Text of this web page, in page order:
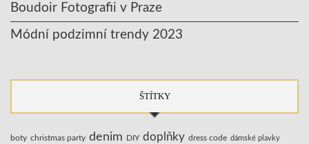
Boudoir Fotografii v Praze
Módní podzimní trendy 2023
ŠTÍTKY
boty christmas party denim DIY doplňky dress code dámské plavky